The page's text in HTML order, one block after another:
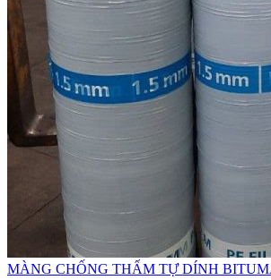
MÀNG CHỐNG THẤM TỰ DÍNH